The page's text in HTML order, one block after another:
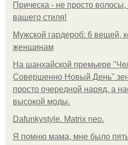
Прическа - не просто
вашего стиля!
Мужской гардероб: 6 вещей,
женщинам
На шанхайской премьере
Совершенно Новый День"
просто очередной наряд, а
высокой моды.
Dafunkystyle. Matrix neo.
Я помню мама, мне было